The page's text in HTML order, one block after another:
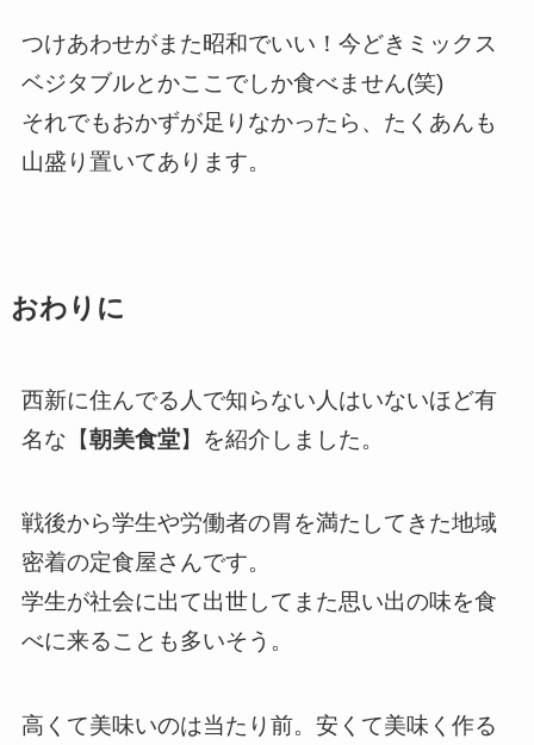
つけあわせがまた昭和でいい！今どきミックス
ベジタブルとかここでしか食べません(笑)
それでもおかずが足りなかったら、たくあんも
山盛り置いてあります。
おわりに
西新に住んでる人で知らない人はいないほど有
名な【朝美食堂】を紹介しました。
戦後から学生や労働者の胃を満たしてきた地域
密着の定食屋さんです。
学生が社会に出て出世してまた思い出の味を食
べに来ることも多いそう。
高くて美味いのは当たり前。安くて美味く作る